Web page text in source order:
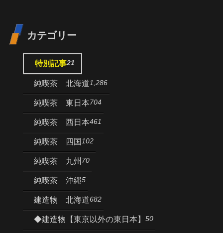
カテゴリー
特別記事21
純喫茶 北海道1,286
純喫茶 東日本704
純喫茶 西日本461
純喫茶 四国 102
純喫茶 九州 70
純喫茶 沖縄5
建造物 北海道682
◆建造物【東京以外の東日本】 50